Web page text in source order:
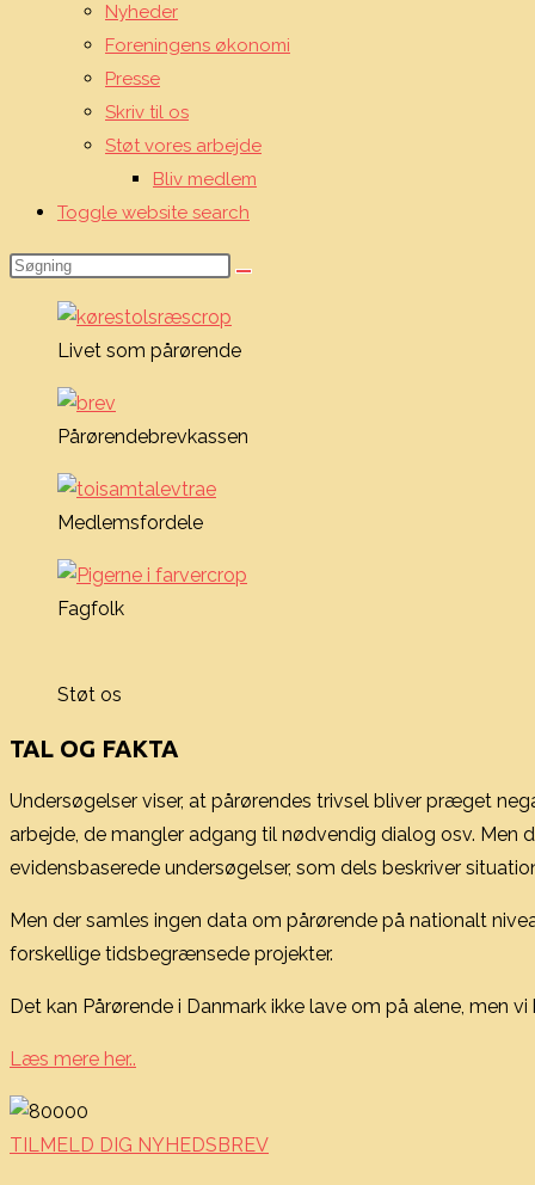
Nyheder
Foreningens økonomi
Presse
Skriv til os
Støt vores arbejde
Bliv medlem
Toggle website search
Livet som pårørende
Pårørendebrevkassen
Medlemsfordele
Fagfolk
Støt os
TAL OG FAKTA
Undersøgelser viser, at pårørendes trivsel bliver præget
arbejde, de mangler adgang til nødvendig dialog osv. Men
evidensbaserede undersøgelser, som dels beskriver
Men der samles ingen data om pårørende på nationalt
forskellige tidsbegrænsede projekter.
Det kan Pårørende i Danmark ikke lave om på alene, men
Læs mere her..
TILMELD DIG NYHEDSBREV